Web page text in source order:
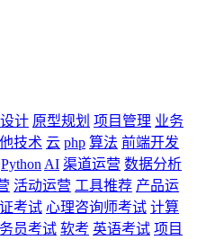
计 原型规划 项目管理 业务
技术 云 php 算法 前端开发
Python AI 渠道运营 数据分析
活动运营 工具推荐 产品运
考试 心理咨询师考试 计算
员考试 软考 英语考试 项目